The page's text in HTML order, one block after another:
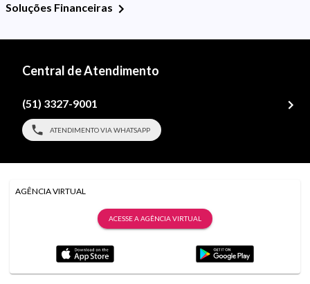
Soluções Financeiras
Central de Atendimento
(51) 3327-9001
ATENDIMENTO VIA WHATSAPP
AGÊNCIA VIRTUAL
ACESSE A AGÊNCIA VIRTUAL